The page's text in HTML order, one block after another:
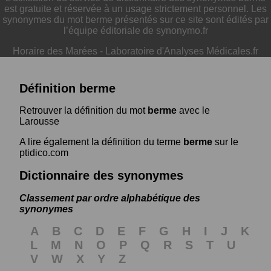
est gratuite et réservée à un usage strictement personnel. Les
synonymes du mot berme présentés sur ce site sont édités par
l’équipe éditoriale de synonymo.fr
Horaire des Marées - Laboratoire d'Analyses Médicales.fr
Définition berme
Retrouver la définition du mot berme avec le
Larousse
A lire également la définition du terme berme sur le
ptidico.com
Dictionnaire des synonymes
Classement par ordre alphabétique des
synonymes
A B C D E F G H I J
K
L
M N O P Q R S T
U
V
W X Y Z